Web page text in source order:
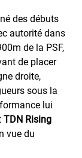
des débuts
autorité dans
de la PSF,
de placer
droite,
sous la
lui
TDN Rising
vue du